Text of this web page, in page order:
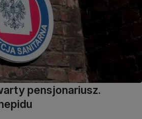
pensjonariusz.